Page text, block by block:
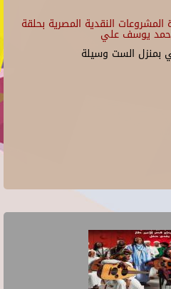
النقدية المصرية بحلقة
يوسف علي
بمنزل الست وسيلة